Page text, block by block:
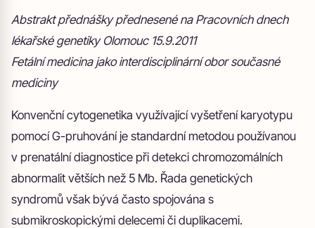
Abstrakt přednášky přednesené na Pracovních dnech
lékařské genetiky Olomouc 15.9.2011
Fetální medicina jako interdisciplinární obor současné
mediciny
Konvenční cytogenetika využívající vyšetření karyotypu
pomocí G-pruhování je standardní metodou používanou
v prenatální diagnostice při detekci chromozomálních
abnormalit větších než 5 Mb. Řada genetických
syndromů však bývá často spojována s
submikroskopickými delecemi či duplikacemi.